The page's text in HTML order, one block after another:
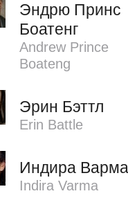
Эндрю Принс
Боатенг
Andrew Prince
Boateng
Эрин Бэттл
Erin Battle
Индира Варма
Indira Varma